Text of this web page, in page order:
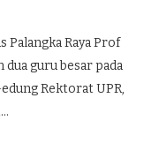
Palangka Raya Prof
guru besar pada
Rektorat UPR,